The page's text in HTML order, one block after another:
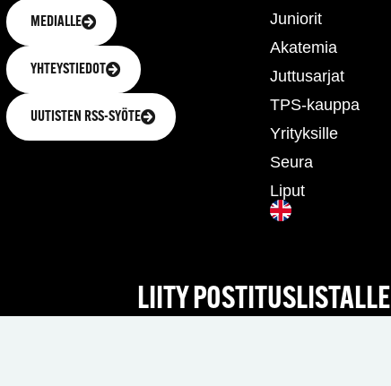
MEDIALLE
YHTEYSTIEDOT
UUTISTEN RSS-SYÖTE
Juniorit
Akatemia
Juttusarjat
TPS-kauppa
Yrityksille
Seura
Liput
LIITY POSTITUSLISTALLE